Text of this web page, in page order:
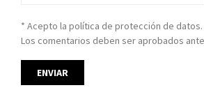
* Acepto la política de protección de datos.
Los comentarios deben ser aprobados